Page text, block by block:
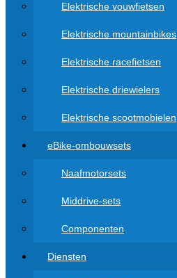
Elektrische vouwfietsen
Elektrische mountainbikes
Elektrische racefietsen
Elektrische driewielers
Elektrische scootmobielen
eBike-ombouwsets
Naafmotorsets
Middrive-sets
Componenten
Diensten